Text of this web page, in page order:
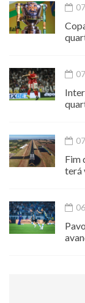
Fim
terá